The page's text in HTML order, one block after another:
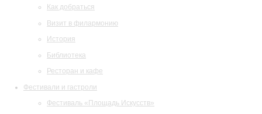
Как добраться
Визит в филармонию
История
Библиотека
Ресторан и кафе
Фестивали и гастроли
Фестиваль «Площадь Искусств»